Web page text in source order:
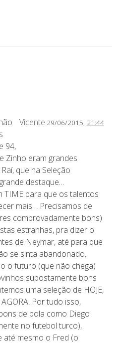
Vicente 29/06/2015, 21:44
94,
Zinho eram grandes
que na Seleção
destaque…
TIME para que os talentos
mais… Precisamos de
comprovadamente bons)
estranhas, pra dizer o
de Neymar, até para que
se sinta abandonado.
o futuro (que não chega)
supostamente bons
uma seleção de HOJE,
Por tudo isso,
de bola como Diego
no futebol turco),
até mesmo o Fred (o